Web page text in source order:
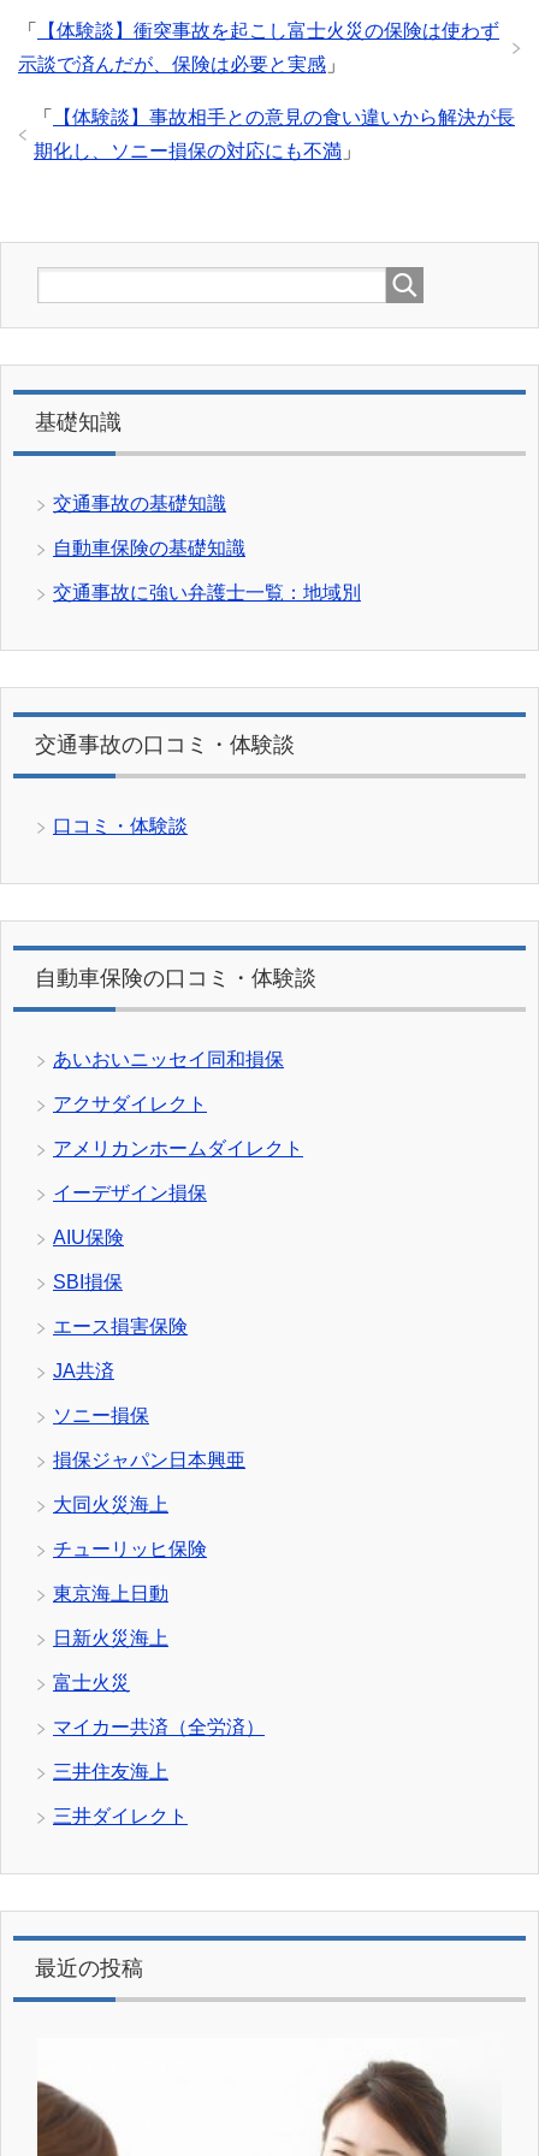
「
【体験談】衝突事故を起こし富士火災の保険は使わず
示談で済んだが、保険は必要と実感 」
「
【体験談】事故相手との意見の食い違いから解決が長
期化し、ソニー損保の対応にも不満 」
基礎知識
交通事故の基礎知識
自動車保険の基礎知識
交通事故に強い弁護士一覧：地域別
交通事故の口コミ・体験談
口コミ・体験談
自動車保険の口コミ・体験談
あいおいニッセイ同和損保
アクサダイレクト
アメリカンホームダイレクト
イーデザイン損保
AIU保険
SBI損保
エース損害保険
JA共済
ソニー損保
損保ジャパン日本興亜
大同火災海上
チューリッヒ保険
東京海上日動
日新火災海上
富士火災
マイカー共済（全労済）
三井住友海上
三井ダイレクト
最近の投稿